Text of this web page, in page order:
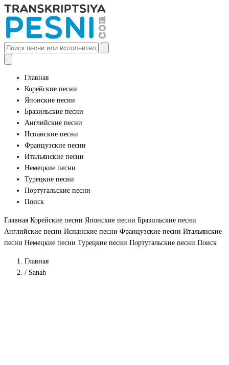
Главная
Корейские песни
Японские песни
Бразильские песни
Английские песни
Испанские песни
Французские песни
Итальянские песни
Немецкие песни
Турецкие песни
Португальские песни
Поиск
Главная Корейские песни Японские песни Бразильские песни
Английские песни Испанские песни Французские песни Итальянские
песни Немецкие песни Турецкие песни Португальские песни Поиск
Главная
/ Sanah